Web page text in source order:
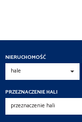
NIERUCHOMOŚĆ
PRZEZNACZENIE HALI